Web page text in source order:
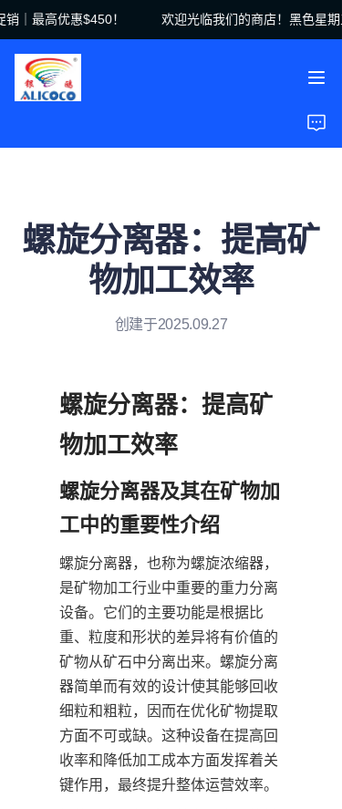
｜最高优惠$450！
欢迎光临我们的商店！黑色星期
欢迎光临我们的商店！
螺旋分离器：提高矿
物加工效率
创建于2025.09.27
螺旋分离器：提高矿
物加工效率
螺旋分离器及其在矿物加
工中的重要性介绍
螺旋分离器，也称为螺旋浓缩器，
是矿物加工行业中重要的重力分离
设备。它们的主要功能是根据比
重、粒度和形状的差异将有价值的
矿物从矿石中分离出来。螺旋分离
器简单而有效的设计使其能够回收
细粒和粗粒，因而在优化矿物提取
方面不可或缺。这种设备在提高回
收率和降低加工成本方面发挥着关
键作用，最终提升整体运营效率。
首页
产品
案例研究